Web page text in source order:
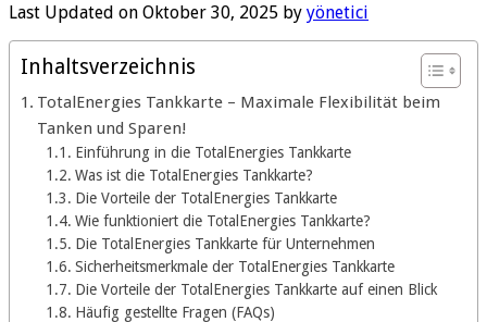
Last Updated on Oktober 30, 2025 by yönetici
Inhaltsverzeichnis
TotalEnergies Tankkarte – Maximale Flexibilität beim
Tanken und Sparen!
Einführung in die TotalEnergies Tankkarte
Was ist die TotalEnergies Tankkarte?
Die Vorteile der TotalEnergies Tankkarte
Wie funktioniert die TotalEnergies Tankkarte?
Die TotalEnergies Tankkarte für Unternehmen
Sicherheitsmerkmale der TotalEnergies Tankkarte
Die Vorteile der TotalEnergies Tankkarte auf einen Blick
Häufig gestellte Fragen (FAQs)